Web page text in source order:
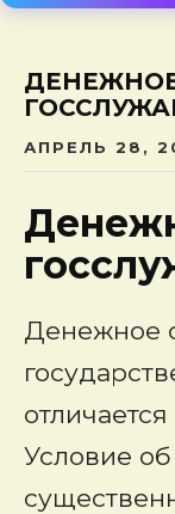
АПРЕЛЬ 28,
Денежное
Условие